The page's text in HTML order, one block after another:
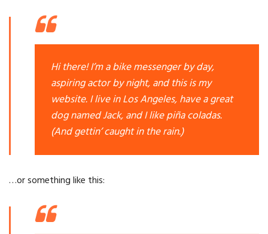
Hi there! I’m a bike messenger by day,
aspiring actor by night, and this is my
website. I live in Los Angeles, have a great
dog named Jack, and I like piña coladas.
(And gettin’ caught in the rain.)
…or something like this: